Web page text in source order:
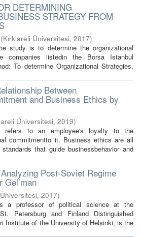
DETERMINING
STRATEGY FROM
(Kırklareli Üniversitesi, 2017)
study is to determine the organizational
companies listedin the Borsa Istanbul
To determine Organizational Strategies,
Between
and Business Ethics by
Üniversitesi, 2019)
refers to an employee's loyalty to the
commitmentto it. Business ethics are all
that guide businessbehavior and
Post-Soviet Regime
, 2017)
a professor of political science at the
Petersburg and Finland Distinguished
Institute of the University of Helsinki, is the